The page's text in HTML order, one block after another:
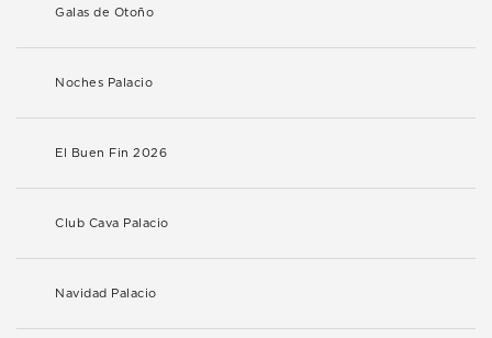
Galas de Otoño
Noches Palacio
El Buen Fin 2026
Club Cava Palacio
Navidad Palacio